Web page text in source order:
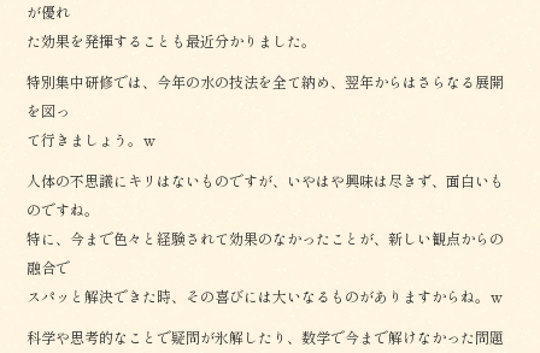
が優れ
た効果を発揮することも最近分かりました。
特別集中研修では、今年の水の技法を全て納め、翌年からはさらなる展開
を図っ
て行きましょう。ｗ
人体の不思議にキリはないものですが、いやはや興味は尽きず、面白いも
のですね。
特に、今まで色々と経験されて効果のなかったことが、新しい観点からの
融合で
スパッと解決できた時、その喜びには大いなるものがありますからね。ｗ
科学や思考的なことで疑問が氷解したり、数学で今まで解けなかった問題